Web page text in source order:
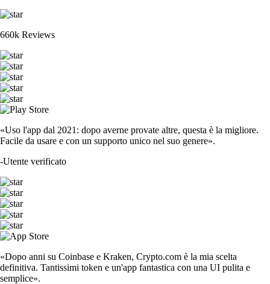
660k Reviews
«Uso l'app dal 2021: dopo averne provate altre, questa è la migliore.
Facile da usare e con un supporto unico nel suo genere».
-Utente verificato
«Dopo anni su Coinbase e Kraken, Crypto.com è la mia scelta
definitiva. Tantissimi token e un'app fantastica con una UI pulita e
semplice».